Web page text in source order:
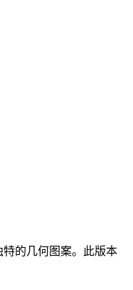
特的几何图案。此版本